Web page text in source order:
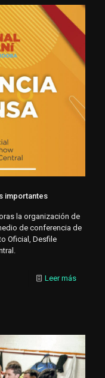
importantes
la organización de
de conferencia de
Oficial, Desfile
Leer más